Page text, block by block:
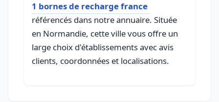
1 bornes de recharge france
référencés dans notre annuaire. Située
en Normandie, cette ville vous offre un
large choix d'établissements avec avis
clients, coordonnées et localisations.